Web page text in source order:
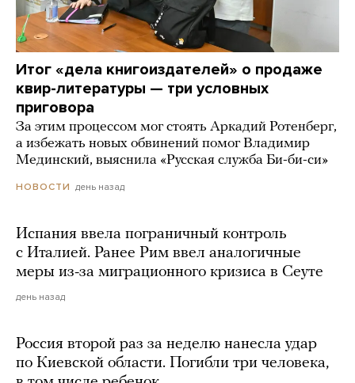
Итог «дела книгоиздателей» о продаже
квир-литературы — три условных
приговора
За этим процессом мог стоять Аркадий Ротенберг,
а избежать новых обвинений помог Владимир
Мединский, выяснила «Русская служба Би-би-си»
НОВОСТИ день назад
Испания ввела пограничный контроль
с Италией. Ранее Рим ввел аналогичные
меры из-за миграционного кризиса в Сеуте
день назад
Россия второй раз за неделю нанесла удар
по Киевской области. Погибли три человека,